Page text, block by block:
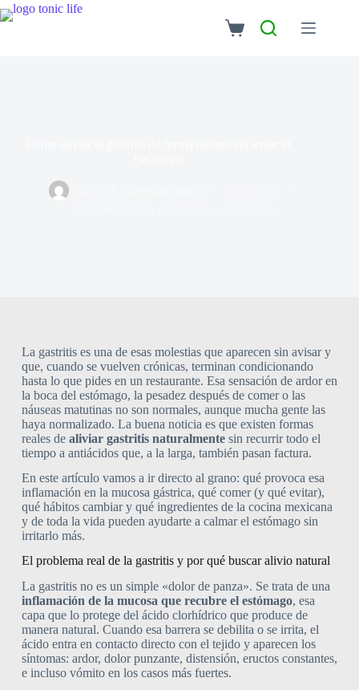
La gastritis es una de esas molestias que aparecen sin avisar y
que, cuando se vuelven crónicas, terminan condicionando
hasta lo que pides en un restaurante. Esa sensación de ardor en
la boca del estómago, la pesadez después de comer o las
náuseas matutinas no son normales, aunque mucha gente las
haya normalizado. La buena noticia es que existen formas
reales de aliviar gastritis naturalmentesin recurrir todo el
tiempo a antiácidos que, a la larga, también pasan factura.
En este artículo vamos a ir directo al grano: qué provoca esa
inflamación en la mucosa gástrica, qué comer (y qué evitar),
qué hábitos cambiar y qué ingredientes de la cocina mexicana
y de toda la vida pueden ayudarte a calmar el estómago sin
irritarlo más.
El problema real de la gastritis y por qué buscar alivio natural
La gastritis no es un simple «dolor de panza». Se trata de una
inflamación de la mucosa que recubre el estómago, esa
capa que lo protege del ácido clorhídrico que produce de
manera natural. Cuando esa barrera se debilita o se irrita, el
ácido entra en contacto directo con el tejido y aparecen los
síntomas: ardor, dolor punzante, distensión, eructos constantes,
e incluso vómito en los casos más fuertes.